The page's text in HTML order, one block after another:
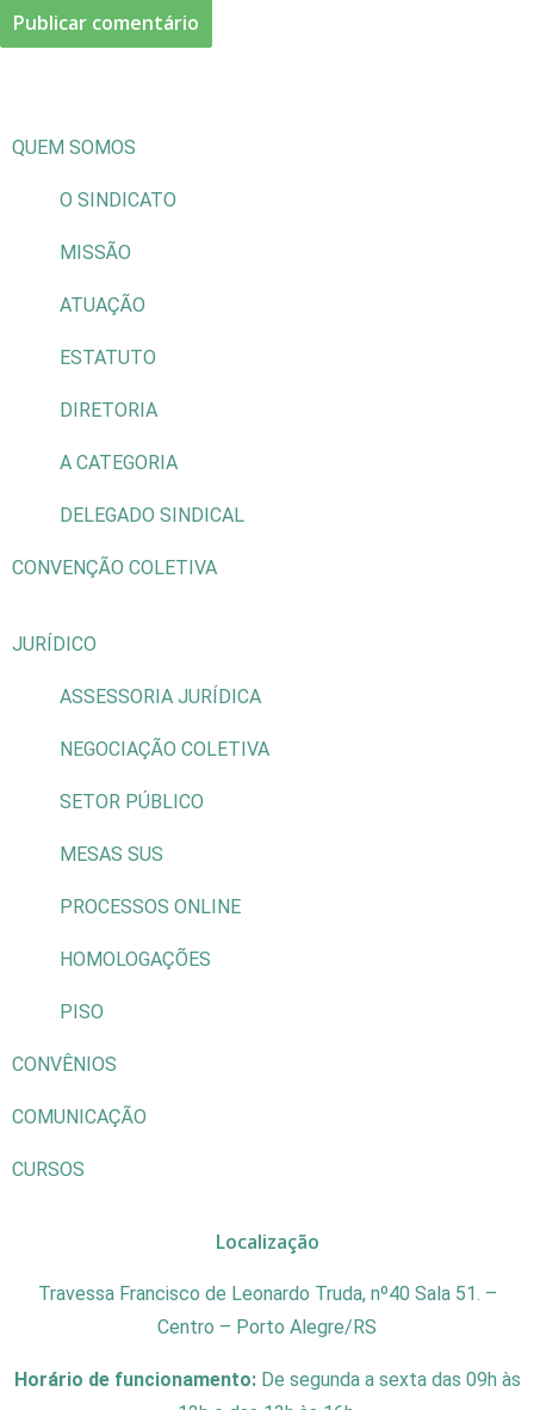
QUEM SOMOS
O SINDICATO
MISSÃO
ATUAÇÃO
ESTATUTO
DIRETORIA
A CATEGORIA
DELEGADO SINDICAL
CONVENÇÃO COLETIVA
JURÍDICO
ASSESSORIA JURÍDICA
NEGOCIAÇÃO COLETIVA
SETOR PÚBLICO
MESAS SUS
PROCESSOS ONLINE
HOMOLOGAÇÕES
PISO
CONVÊNIOS
COMUNICAÇÃO
CURSOS
Localização
Travessa Francisco de Leonardo Truda, nº40 Sala 51. –
Centro – Porto Alegre/RS
Horário de funcionamento: De segunda a sexta das 09h às